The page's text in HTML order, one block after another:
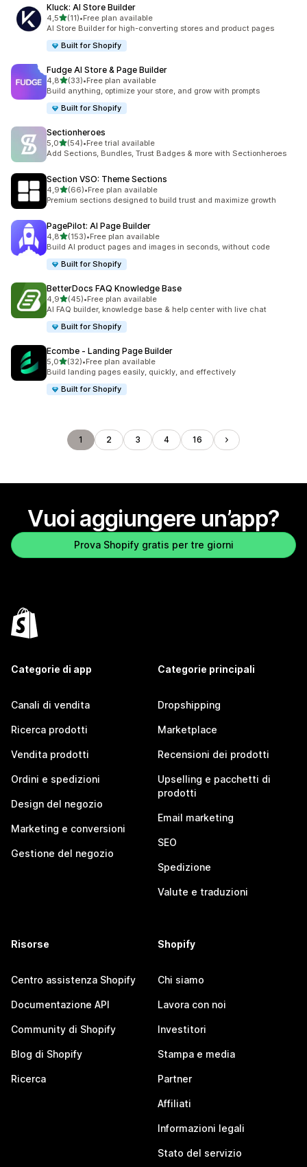
Kluck: AI Store Builder
4,5stelle su 5
(11)
11 recensioni totali
•Free plan available
AI Store Builder for high-converting stores and product pages
Built for Shopify
Fudge AI Store & Page Builder
4,8stelle su 5
(33)
33 recensioni totali
•Free plan available
Build anything, optimize your store, and grow with prompts
Built for Shopify
Sectionheroes
5,0stelle su 5
(54)
54 recensioni totali
•Free trial available
Add Sections, Bundles, Trust Badges & more with Sectionheroes
Section VSO: Theme Sections
4,9stelle su 5
(66)
66 recensioni totali
•Free plan available
Premium sections designed to build trust and maximize growth
PagePilot: AI Page Builder
4,8stelle su 5
(153)
153 recensioni totali
•Free plan available
Build AI product pages and images in seconds, without code
Built for Shopify
BetterDocs FAQ Knowledge Base
4,9stelle su 5
(45)
45 recensioni totali
•Free plan available
AI FAQ builder, knowledge base & help center with live chat
Built for Shopify
Ecombe ‑ Landing Page Builder
5,0stelle su 5
(32)
32 recensioni totali
•Free plan available
Build landing pages easily, quickly, and effectively
Built for Shopify
1 2 3 4 16
Vuoi aggiungere un’app?
Prova Shopify gratis per tre giorni
Categorie di app
Canali di vendita
Ricerca prodotti
Vendita prodotti
Ordini e spedizioni
Design del negozio
Marketing e conversioni
Gestione del negozio
Categorie principali
Dropshipping
Marketplace
Recensioni dei prodotti
Upselling e pacchetti di
prodotti
Email marketing
SEO
Spedizione
Valute e traduzioni
Risorse
Centro assistenza Shopify
Documentazione API
Community di Shopify
Blog di Shopify
Ricerca
Shopify
Chi siamo
Lavora con noi
Investitori
Stampa e media
Partner
Affiliati
Informazioni legali
Stato del servizio